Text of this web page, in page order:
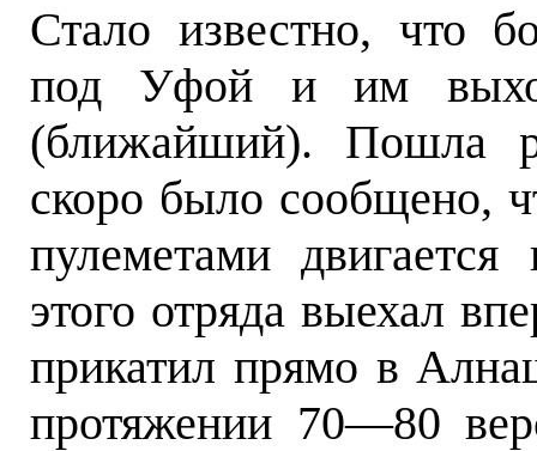
Стало известно, что
под Уфой и им
(ближайший). Пошла
скоро было сообщено,
пулеметами
этого отряда выехал
прикатил прямо в
протяжении 70—80